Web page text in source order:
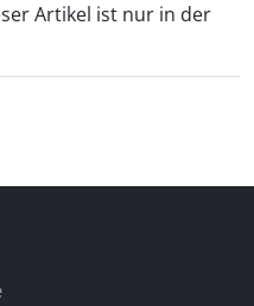
Artikel ist nur in der